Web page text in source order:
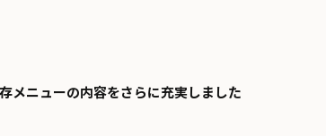
メニューの内容をさらに充実しました